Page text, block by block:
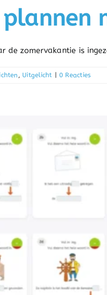
de zomervakantie is
, Uitgelicht | 0 Reacties